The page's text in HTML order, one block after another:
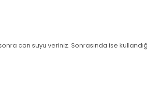
can suyu veriniz. Sonrasında ise